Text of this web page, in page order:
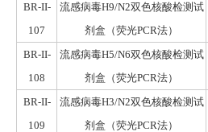
BR-II-
107
流感病毒H9/N2双色核酸检测试
剂盒 （荧光PCR法）
BR-II-
108
流感病毒H5/N6双色核酸检测试
剂盒 （荧光PCR法）
BR-II-
109
流感病毒H3/N2双色核酸检测试
剂盒 （荧光PCR法）